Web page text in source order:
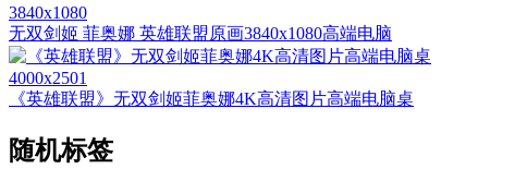
3840x1080
无双剑姬 菲奥娜 英雄联盟原画3840x1080高端电脑
4000x2501
《英雄联盟》无双剑姬菲奥娜4K高清图片高端电脑桌
随机标签